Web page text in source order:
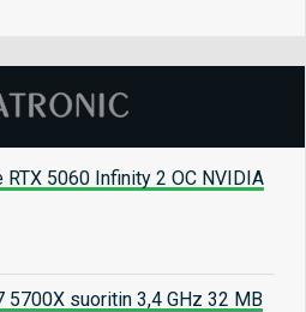
RTX 5060 Infinity 2 OC NVIDIA
5700X suoritin 3,4 GHz 32 MB